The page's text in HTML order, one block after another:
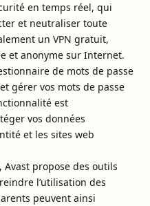
en temps réel, qui
et neutraliser toute
un VPN gratuit,
et anonyme sur Internet.
de mots de passe
gérer vos mots de passe
est
vos données
et les sites web
propose des outils
l’utilisation des
peuvent ainsi